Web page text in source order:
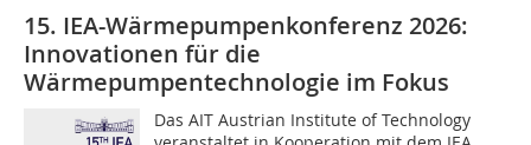
15. IEA-Wärmepumpenkonferenz 2026:
Innovationen für die
Wärmepumpentechnologie im Fokus
Das AIT Austrian Institute of Technology